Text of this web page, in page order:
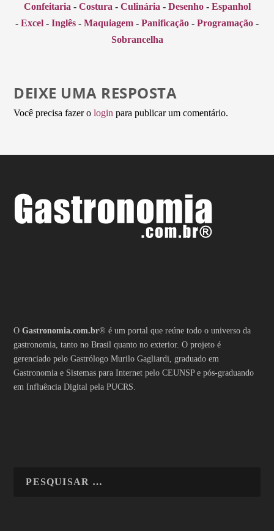
Confeitaria - Costura - Culinária - Desenho- Espanhol
- Excel - Inglês - Maquiagem - Panificação - Programação -
Sobrancelha
DEIXE UMA RESPOSTA
Você precisa fazer ologin para publicar um comentário.
OGastronomia.com.br® é um portal que reúne todo o universo da
gastronomia, tanto no Brasil quanto no exterior. O projeto é
gerenciado pelo Gastrólogo Murilo Gagliardi, graduado em
Gastronomia e Sistemas para Internet pelo CEUNSP e pós-graduando
em Influência Digital pela PUCRS.